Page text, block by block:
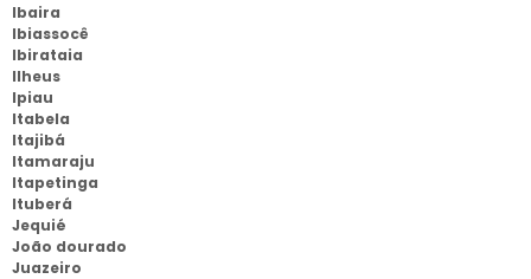
Ibaira
Ibiassocê
Ibirataia
Ilheus
Ipiau
Itabela
Itajibá
Itamaraju
Itapetinga
Ituberá
Jequié
João dourado
Juazeiro